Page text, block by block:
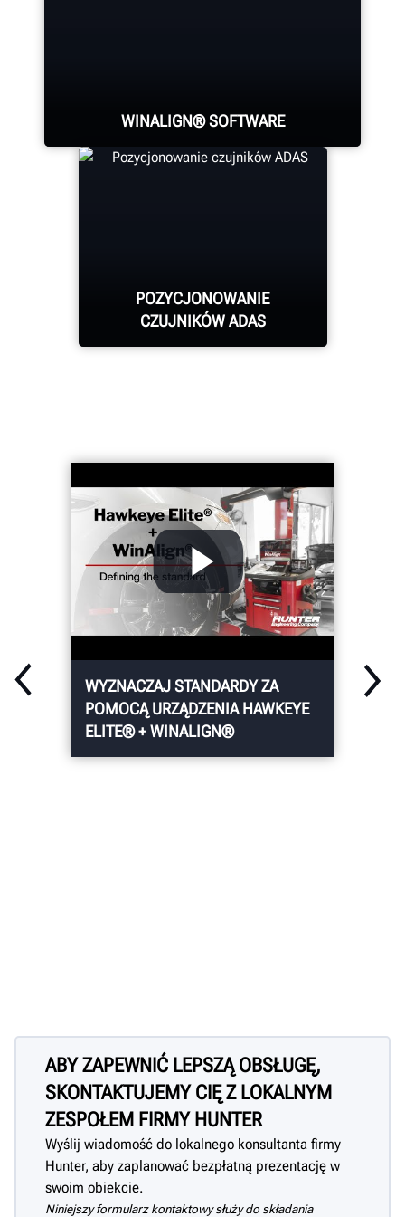
geometrii poszczególnych kół.
WINALIGN® SOFTWARE
POZYCJONOWANIE
CZUJNIKÓW ADAS
najlepszych na rynku
kamerom marki Hunter.
WYZNACZAJ STANDARDY ZA
POMOCĄ URZĄDZENIA HAWKEYE
ELITE® + WINALIGN®
ABY ZAPEWNIĆ LEPSZĄ OBSŁUGĘ,
SKONTAKTUJEMY CIĘ Z LOKALNYM
ZESPOŁEM FIRMY HUNTER
Wyślij wiadomość do lokalnego konsultanta firmy
Hunter, aby zaplanować bezpłatną prezentację w
swoim obiekcie.
Niniejszy formularz kontaktowy służy do składania